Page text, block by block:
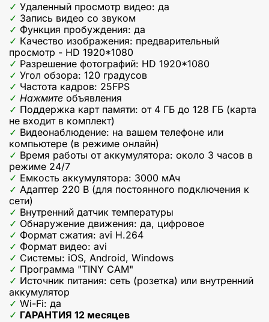
Удаленный просмотр видео: да
Запись видео со звуком
Функция пробуждения: да
Качество изображения: предварительный
просмотр - HD 1920*1080
Разрешение фотографий: HD 1920*1080
Угол обзора: 120 градусов
Частота кадров: 25FPS
Нажмите объявления
Поддержка карт памяти: от 4 ГБ до 128 ГБ (карта
не входит в комплект)
Видеонаблюдение: на вашем телефоне или
компьютере (в режиме онлайн)
Время работы от аккумулятора: около 3 часов в
режиме 24/7
Емкость аккумулятора: 3000 мАч
Адаптер 220 В (для постоянного подключения к
сети)
Внутренний датчик температуры
Обнаружение движения: да, цифровое
Формат сжатия: avi H.264
Формат видео: avi
Системы: iOS, Android, Windows
Программа "TINY CAM"
Источник питания: сеть (розетка) или внутренний
аккумулятор
Wi-Fi: да
ГАРАНТИЯ 12 месяцев